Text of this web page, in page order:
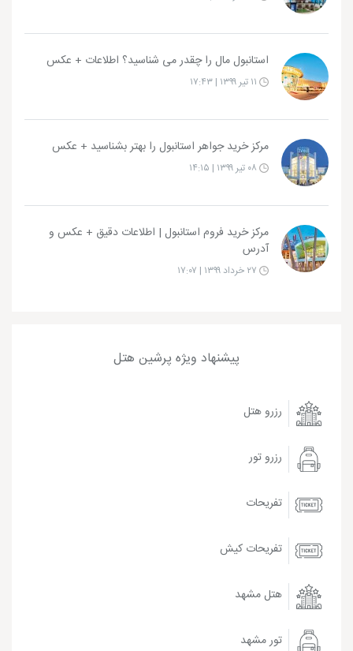
استانبول مال را چقدر می شناسید؟ اطلاعات + عکس
مرکز خرید جواهر استانبول را بهتر بشناسید + عکس
مرکز خرید فروم استانبول | اطلاعات دقیق + عکس و
آدرس
پیشنهاد ویژه پرشین هتل
رزرو هتل
رزرو تور
تفریحات
تفریحات کیش
هتل مشهد
تور مشهد